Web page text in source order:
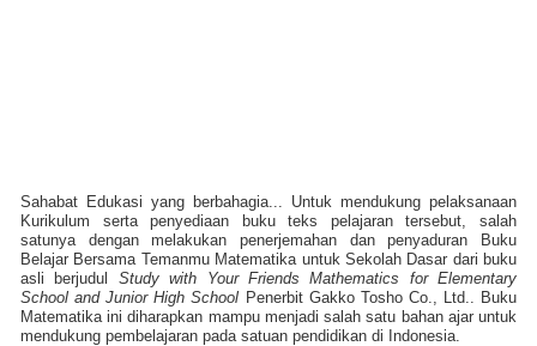
Sahabat Edukasi yang berbahagia... Untuk mendukung pelaksanaan
Kurikulum serta penyediaan buku teks pelajaran tersebut, salah
satunya dengan melakukan penerjemahan dan penyaduran Buku
Belajar Bersama Temanmu Matematika untuk Sekolah Dasar dari buku
asli berjudul Study with Your Friends Mathematics for Elementary
School and Junior High School Penerbit Gakko Tosho Co., Ltd.. Buku
Matematika ini diharapkan mampu menjadi salah satu bahan ajar untuk
mendukung pembelajaran pada satuan pendidikan di Indonesia.